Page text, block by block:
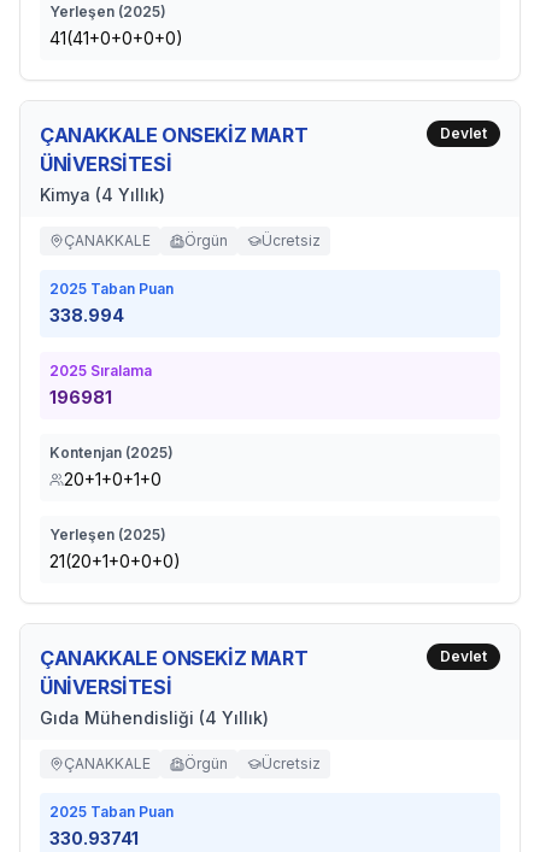
Yerleşen (2025)
41(41+0+0+0+0)
ÇANAKKALE ONSEKİZ MART
ÜNİVERSİTESİ
Kimya (4 Yıllık)
Devlet
ÇANAKKALE Örgün Ücretsiz
2025 Taban Puan
338.994
2025 Sıralama
196981
Kontenjan (2025)
20+1+0+1+0
Yerleşen (2025)
21(20+1+0+0+0)
ÇANAKKALE ONSEKİZ MART
ÜNİVERSİTESİ
Gıda Mühendisliği (4 Yıllık)
Devlet
ÇANAKKALE Örgün Ücretsiz
2025 Taban Puan
330.93741